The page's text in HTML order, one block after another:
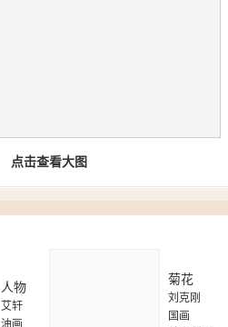
点击查看大图
人物
艾轩
油画
菊花
刘克刚
国画